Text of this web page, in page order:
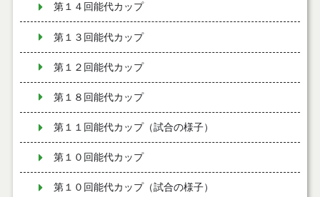
第１４回能代カップ
第１３回能代カップ
第１２回能代カップ
第１８回能代カップ
第１１回能代カップ（試合の様子）
第１０回能代カップ
第１０回能代カップ（試合の様子）